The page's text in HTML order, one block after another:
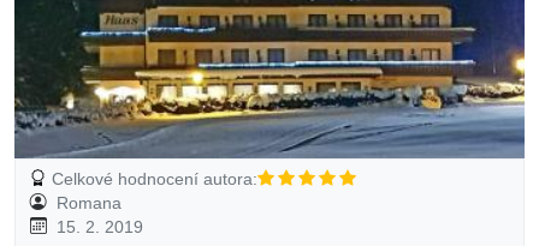
Celkové hodnocení autora:
Romana
15. 2. 2019